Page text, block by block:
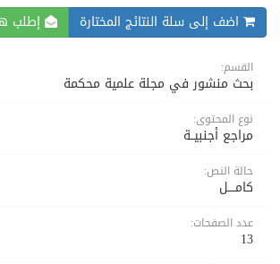
اضف إلى سلة النتائج المختارة إطلب
القسم:
بحث منشور في مجلة علمية محكمة
نوع المحتوى:
مراجع أجنبيــة
حالة النص:
كامــــل
عدد الصفحات:
13